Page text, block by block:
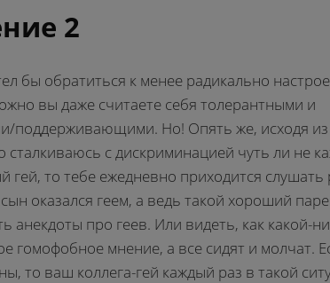
2
бы обратиться к менее радикально
вы даже считаете себя толерантными и
поддерживающими. Но! Опять же, исходя из
сталкиваюсь с дискриминацией чуть ли не
гей, то тебе ежедневно приходится слушать
оказался геем, а ведь такой хороший
анекдоты про геев. Или видеть, как какой-
гомофобное мнение, а все сидят и молчат.
то ваш коллега-гей каждый раз в такой